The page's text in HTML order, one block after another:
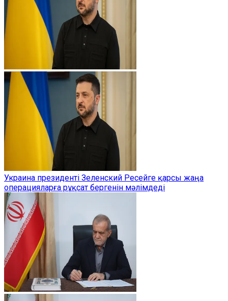
Украина президенті Зеленский Ресейге қарсы жаңа
операцияларға рұқсат бергенін мәлімдеді